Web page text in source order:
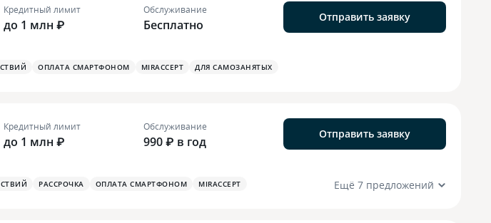
Кредитный лимит
до 1 млн ₽
Обслуживание
Бесплатно
Отправить заявку
ОПЛАТА СМАРТФОНОМ MIRACCEPT
ДЛЯ САМОЗАНЯТЫХ
Кредитный лимит
до 1 млн ₽
Обслуживание
990 ₽ в год
Отправить заявку
РАССРОЧКА ОПЛАТА СМАРТФОНОМ
MIRACCEPT
Ещё 7 предложений